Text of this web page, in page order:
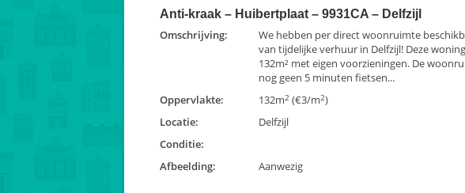
Anti-kraak – Huibertplaat – 9931CA – Delfzijl
Omschrijving:
We hebben per direct woonruimte
van tijdelijke verhuur in Delfzijl! Deze
132m² met eigen voorzieningen. De
nog geen 5 minuten fietsen...
Oppervlakte:
132m2 (€3/m2)
Locatie:
Delfzijl
Conditie:
Afbeelding:
Aanwezig